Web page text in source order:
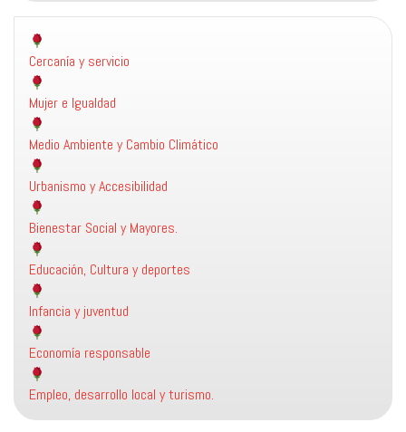
Cercanía y servicio
Mujer e Igualdad
Medio Ambiente y Cambio Climático
Urbanismo y Accesibilidad
Bienestar Social y Mayores.
Educación, Cultura y deportes
Infancia y juventud
Economía responsable
Empleo, desarrollo local y turismo.